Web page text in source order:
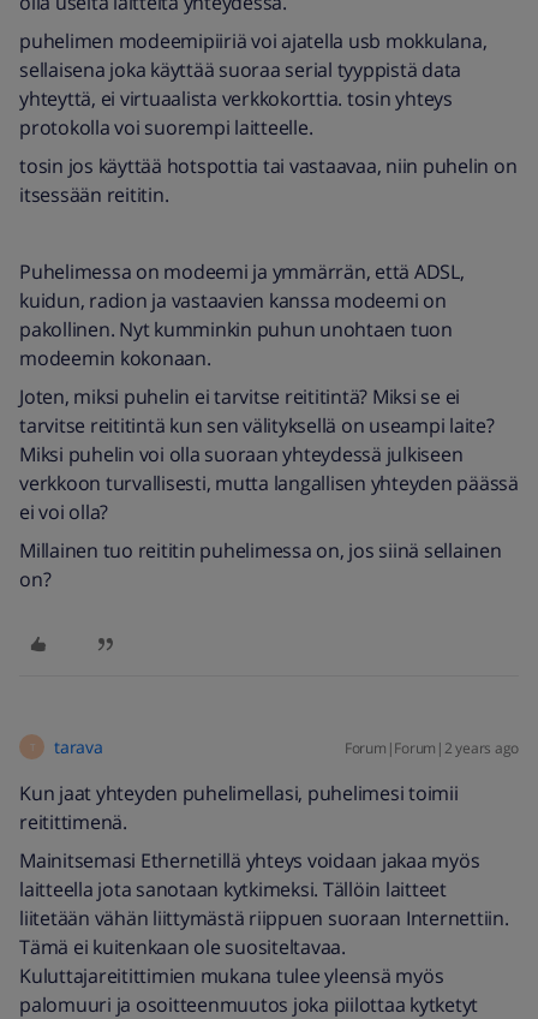
puhelimen modeemipiiriä voi ajatella usb mokkulana,
sellaisena joka käyttää suoraa serial tyyppistä data
yhteyttä, ei virtuaalista verkkokorttia. tosin yhteys
protokolla voi suorempi laitteelle.
tosin jos käyttää hotspottia tai vastaavaa, niin puhelin on
itsessään reititin.
Puhelimessa on modeemi ja ymmärrän, että ADSL,
kuidun, radion ja vastaavien kanssa modeemi on
pakollinen. Nyt kumminkin puhun unohtaen tuon
modeemin kokonaan.
Joten, miksi puhelin ei tarvitse reititintä? Miksi se ei
tarvitse reititintä kun sen välityksellä on useampi laite?
Miksi puhelin voi olla suoraan yhteydessä julkiseen
verkkoon turvallisesti, mutta langallisen yhteyden päässä
ei voi olla?
Millainen tuo reititin puhelimessa on, jos siinä sellainen
on?
T tarava Forum|Forum|2 years ago
Kun jaat yhteyden puhelimellasi, puhelimesi toimii
reitittimenä.
Mainitsemasi Ethernetillä yhteys voidaan jakaa myös
laitteella jota sanotaan kytkimeksi. Tällöin laitteet
liitetään vähän liittymästä riippuen suoraan Internettiin.
Tämä ei kuitenkaan ole suositeltavaa.
Kuluttajareitittimien mukana tulee yleensä myös
palomuuri ja osoitteenmuutos joka piilottaa kytketyt